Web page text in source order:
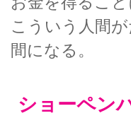
こういう人間
間になる。
ショーペン